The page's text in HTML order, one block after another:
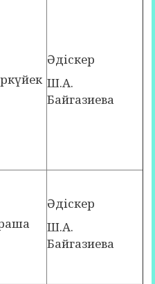
Әдіскер
Ш.А.
Байгазиева
Әдіскер
Ш.А.
Байгазиева